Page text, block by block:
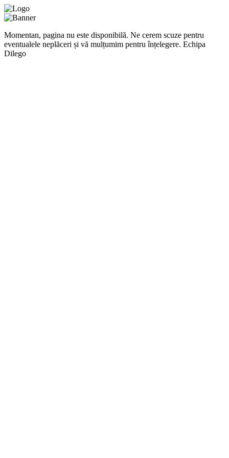
Momentan, pagina nu este disponibilă. Ne cerem scuze pentru
eventualele neplăceri și vă mulțumim pentru înțelegere. Echipa
Dilego